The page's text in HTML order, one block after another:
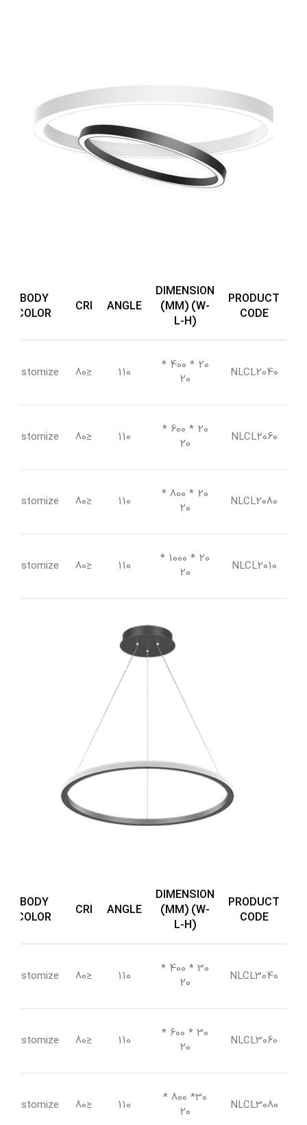
PRODUCT
CODE
DIMENSION
(MM) (W-
L-H)
ANGLE
CRI
BODY
COLOR
NLCL2040
20 * 400 *
20
110
≤80
Customize
NLCL2060
20 * 600 *
20
110
≤80
Customize
NLCL2080
20 * 800 *
20
110
≤80
Customize
NLCL2010
20 * 1000 *
20
110
≤80
Customize
PRODUCT
CODE
DIMENSION
(MM) (W-
L-H)
ANGLE
CRI
BODY
COLOR
NLCL3040
30 * 400 *
20
110
≤80
Customize
NLCL3060
30 * 600 *
20
110
≤80
Customize
NLCL3080
30* 800 *
20
110
≤80
Customize